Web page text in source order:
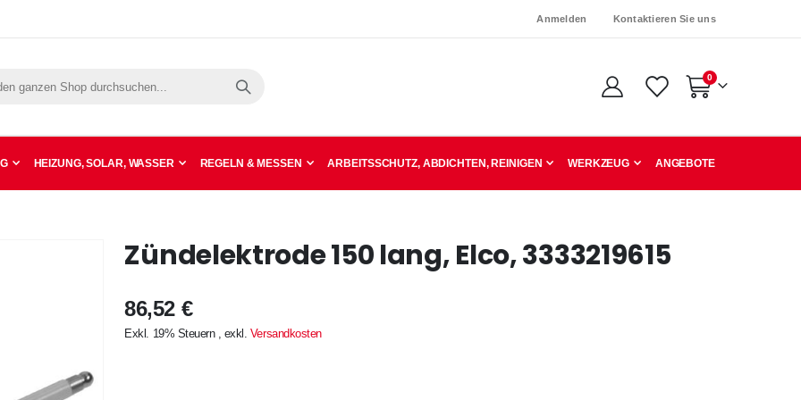
Anmelden Kontaktieren Sie uns
Warenkorb
0Artikel
HEIZUNG, SOLAR, WASSER REGELN & MESSEN ARBEITSSCHUTZ, ABDICHTEN, REINIGEN WERKZEUG ANGEBOTE
Zündelektrode 150 lang, Elco, 3333219615
86,52 €
Exkl. 19% Steuern , exkl. Versandkosten